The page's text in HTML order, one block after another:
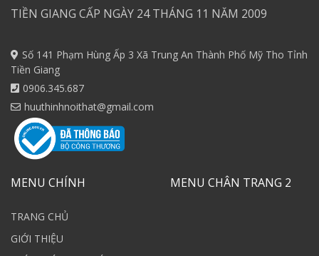
TIỀN GIANG CẤP NGÀY 24 THÁNG 11 NĂM 2009
Số 141 Phạm Hùng Ấp 3 Xã Trung An Thành Phố Mỹ Tho Tỉnh
Tiền Giang
0906.345.687
huuthinhnoithat@gmail.com
MENU CHÍNH
TRANG CHỦ
GIỚI THIỆU
MENU CHÂN TRANG 2